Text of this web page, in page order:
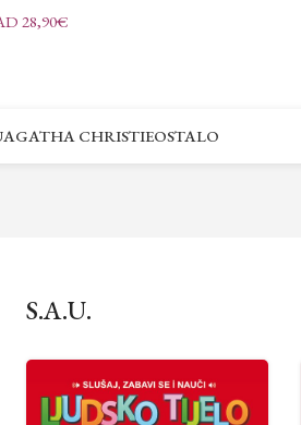
28,90€
AGATHA CHRISTIEOSTALO
S.A.U.